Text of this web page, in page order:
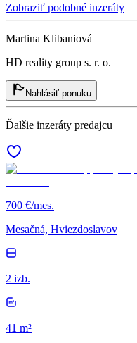
Zobraziť podobné inzeráty
Martina Klibaniová
HD reality group s. r. o.
Nahlásiť ponuku
Ďalšie inzeráty predajcu
700 €/mes.
Mesačná, Hviezdoslavov
2 izb.
41 m²